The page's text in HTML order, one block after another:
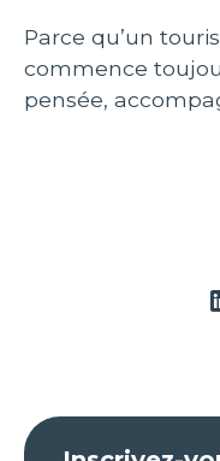
Parce qu’un
commence
pensée,